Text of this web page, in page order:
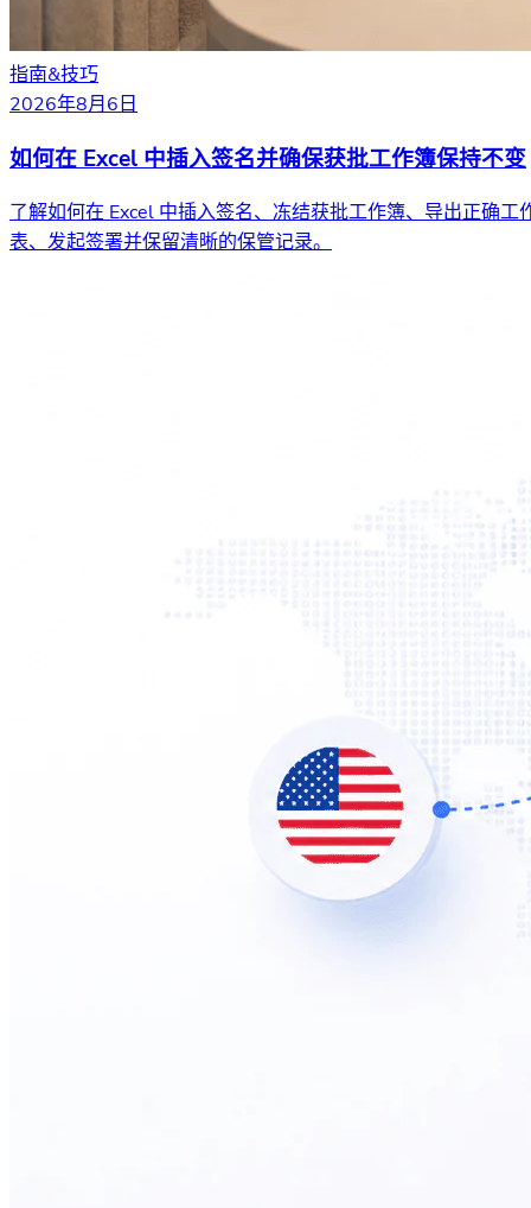
指南&技巧
2026年8月6日
如何在 Excel 中插入签名并确保获批工作簿保持不变
了解如何在 Excel 中插入签名、冻结获批工作簿、导出正确工
表、发起签署并保留清晰的保管记录。